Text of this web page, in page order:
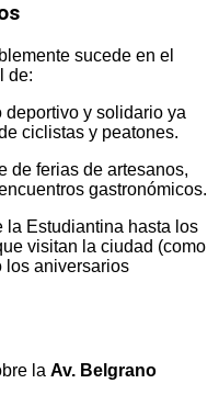
sucede en el
de:
deportivo y solidario ya
ciclistas y peatones.
de ferias de artesanos,
gastronómicos.
la Estudiantina hasta los
visitan la ciudad (como
los aniversarios
la Av. Belgrano